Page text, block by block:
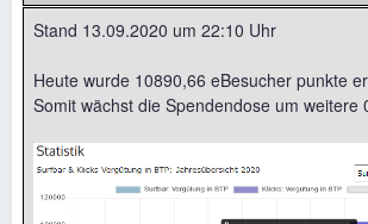
Stand 13.09.2020 um 22:10 Uhr
Heute wurde 10890,66 eBesucher punkte
Somit wächst die Spendendose um weitere